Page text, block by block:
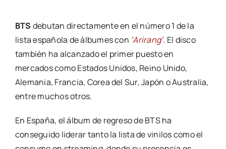
BTS debutan directamente en el número 1 de la
lista española de álbumes con ‘Arirang‘. El disco
también ha alcanzado el primer puesto en
mercados como Estados Unidos, Reino Unido,
Alemania, Francia, Corea del Sur, Japón o Australia,
entre muchos otros.
En España, el álbum de regreso de BTS ha
conseguido liderar tanto la lista de vinilos como el